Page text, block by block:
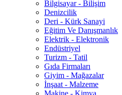
Bilgisayar - Bilişim
Denizcilik
Deri - Kürk Sanayi
Eğitim Ve Danışmanlık
Elektrik - Elektronik
Endüstriyel
Turizm - Tatil
Gıda Firmaları
Giyim - Mağazalar
İnşaat - Malzeme
Makine - Kimya